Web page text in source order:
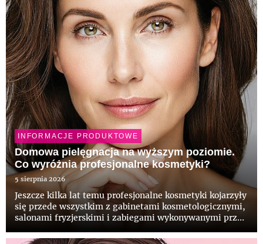
INFORMACJE PRODUKTOWE
Domowa pielęgnacja na wyższym poziomie.
Co wyróżnia profesjonalne kosmetyki?
5 sierpnia 2026
Jeszcze kilka lat temu profesjonalne kosmetyki kojarzyły
się przede wszystkim z gabinetami kosmetologicznymi,
salonami fryzjerskimi i zabiegami wykonywanymi przez
domowych łazienkach, odpowiadając na potrzeby osób,